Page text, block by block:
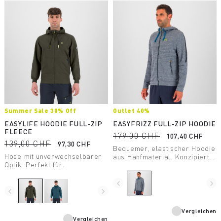
Summer Sale 30% Off
EASYLIFE HOODIE FULL-ZIP
FLEECE
139,00 CHF
97,30 CHF
Hose mit unverwechselbarer
Optik. Perfekt für
Freizeitkleidung.
navigate_before navigate_next
Vergleichen
Outlet 40%
EASYFRIZZ FULL-ZIP HOODIE
179,00 CHF
107,40 CHF
Bequemer, elastischer Hoodie
aus Hanfmaterial. Konzipiert
moderate Outdoor-Aktivitäten.
navigate_before navigate_next
Vergleichen